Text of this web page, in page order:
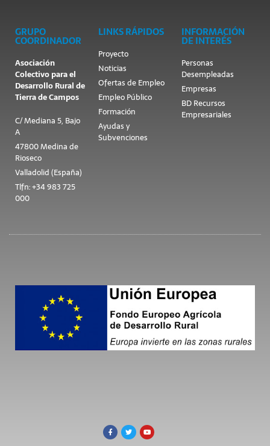
GRUPO
COORDINADOR
Asociación
Colectivo para el
Desarrollo Rural de
Tierra de Campos
C/ Mediana 5, Bajo
A
47800 Medina de
Rioseco
Valladolid (España)
Tlfn: +34 983 725
000
LINKS RÁPIDOS
Proyecto
Noticias
Ofertas de Empleo
Empleo Público
Formación
Ayudas y
Subvenciones
INFORMACIÓN
DE INTERÉS
Personas
Desempleadas
Empresas
BD Recursos
Empresariales